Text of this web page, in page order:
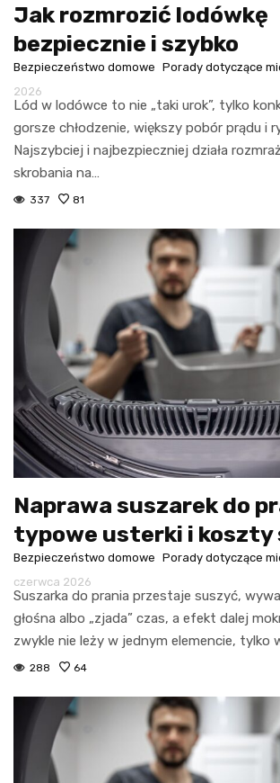
Jak rozmrozić lodówkę
bezpiecznie i szybko
Bezpieczeństwo domowe Porady dotyczące
2026
Lód w lodówce to nie „taki urok”, tylko
gorsze chłodzenie, większy pobór prądu i
Najszybciej i najbezpieczniej działa
skrobania na…
337 81
Naprawa suszarek do
typowe usterki i koszty
Bezpieczeństwo domowe Porady dotyczące
czerwca 2026
Suszarka do prania przestaje suszyć,
głośna albo „zjada” czas, a efekt dalej
zwykle nie leży w jednym elemencie, tylko
288 64